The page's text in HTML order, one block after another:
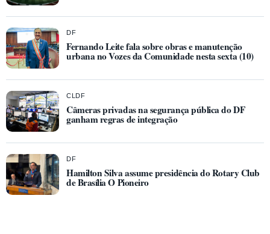
DF
Fernando Leite fala sobre obras e manutenção
urbana no Vozes da Comunidade nesta sexta (10)
CLDF
Câmeras privadas na segurança pública do DF
ganham regras de integração
DF
Hamilton Silva assume presidência do Rotary Club
de Brasília O Pioneiro